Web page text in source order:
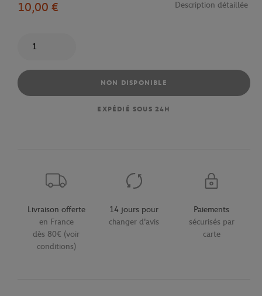
10,00 €
Description détaillée
NON DISPONIBLE
EXPÉDIÉ SOUS 24H
Livraison offerte
en France
dès 80€ (voir
conditions)
14 jours pour
changer d'avis
Paiements
sécurisés par
carte